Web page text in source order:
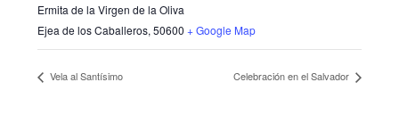
Ermita de la Virgen de la Oliva
Ejea de los Caballeros, 50600 + Google Map
Vela al Santísimo Celebración en el Salvador